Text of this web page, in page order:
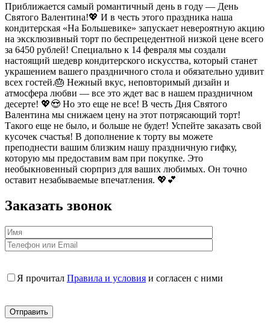
Приближается самый романтичный день в году — День
Святого Валентина!💖 И в честь этого праздника наша
кондитерская «На Большевике» запускает невероятную акцию
на эксклюзивный торт по беспрецедентной низкой цене всего
за 6450 рублей! Специально к 14 февраля мы создали
настоящий шедевр кондитерского искусства, который станет
украшением вашего праздничного стола и обязательно удивит
всех гостей.🎂 Нежный вкус, неповторимый дизайн и
атмосфера любви — все это ждет вас в нашем праздничном
десерте! 💖😍 Но это еще не все! В честь Дня Святого
Валентина мы снижаем цену на этот потрясающий торт!
Такого еще не было, и больше не будет! Успейте заказать свой
кусочек счастья! В дополнение к торту вы можете
преподнести вашим близким нашу праздничную гифку,
которую мы предоставим вам при покупке. Это
необыкновенный сюрприз для ваших любимых. Он точно
оставит незабываемые впечатления. 💖💕
Заказать звонок
Я прочитал Правила и условия и согласен с ними